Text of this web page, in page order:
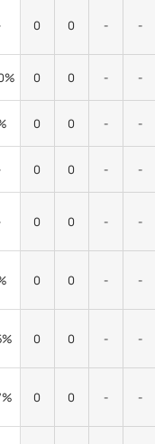
0 0 - -
0 0 - -
0 0 - -
0 0 - -
0 0 - -
0 0 - -
0 0 - -
0 0 - -